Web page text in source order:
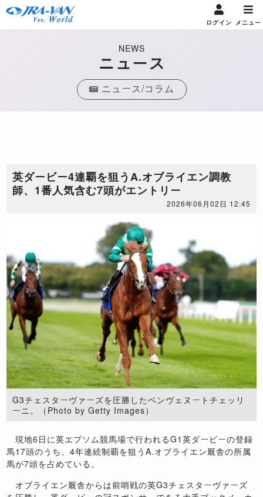
ログイン メニュー
NEWS
ニュース
ニュース/コラム
英ダービー4連覇を狙うA.オブライエン調教
師、1番人気含む7頭がエントリー
2026年06月02日 12:45
G3チェスターヴァーズを圧勝したベンヴェヌートチェッリ
ーニ。（Photo by Getty Images）
現地6日に英エプソム競馬場で行われるG1英ダービーの登録
馬17頭のうち、4年連続制覇を狙うA.オブライエン厩舎の所属
馬が7頭を占めている。
オブライエン厩舎からは前哨戦の英G3チェスターヴァーズ